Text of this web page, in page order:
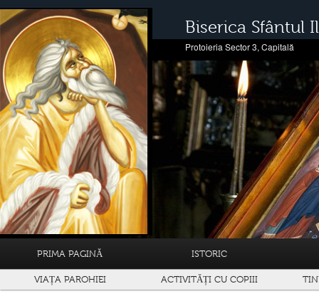
Biserica Sfântul
Protoieria Sector 3, Capitală
PRIMA PAGINĂ ISTORIC
VIAȚA PAROHIEI ACTIVITĂȚI CU COPIII